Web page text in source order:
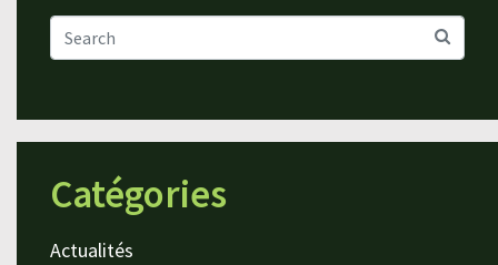
Catégories
Actualités